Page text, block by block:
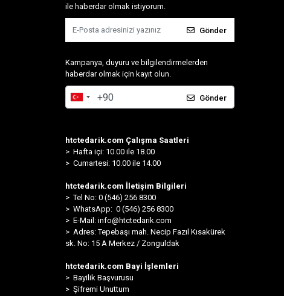
ile haberdar olmak istiyorum.
Gönder
Kampanya, duyuru ve bilgilendirmelerden
haberdar olmak için kayıt olun.
Gönder
htctedarik.com Çalışma Saatleri
> Hafta içi: 10.00 ile 18.00
> Cumartesi: 10.00 ile 14.00
htctedarik.com İletişim Bilgileri
> Tel No: 0 (546) 256 8300
> WhatsApp: 0 (546) 256 8300
> E-Mail: info@htctedarik.com
> Adres: Tepebaşı mah. Necip Fazıl Kısakürek
sk. No: 15 A Merkez / Zonguldak
htctedarik.com Bayi İşlemleri
> Bayilik Başvurusu
> Şifremi Unuttum